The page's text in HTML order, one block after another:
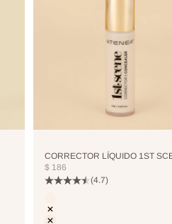
CORRECTOR LÍQUIDO 1ST
PRECIO DE OFERTA
$ 186
(4.7)
NEUTRALIZER